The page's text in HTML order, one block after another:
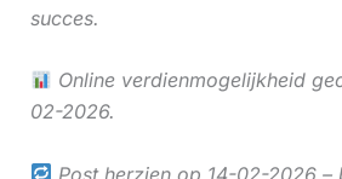
succes.
Online verdienmogelijkheid
02-2026.
Post herzien op 14-02-2026 –